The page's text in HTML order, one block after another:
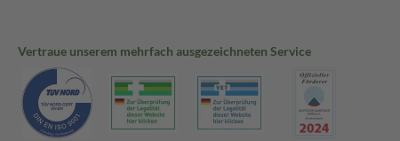
Vertraue unserem mehrfach ausgezeichneten Service